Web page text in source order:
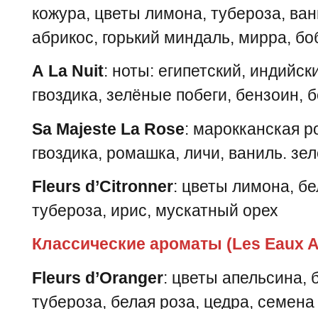
кожура, цветы лимона, тубероза,
абрикос, горький миндаль, мирра,
A La Nuit: ноты: египетский,
гвоздика, зелёные побеги, бензоин,
Sa Majeste La Rose: марокканская
гвоздика, ромашка, личи, ваниль.
Fleurs d’Citronner: цветы лимона,
тубероза, ирис, мускатный орех
Классические ароматы (Les Eaux
Fleurs d’Oranger: цветы апельсина,
тубероза, белая роза, цедра, семена